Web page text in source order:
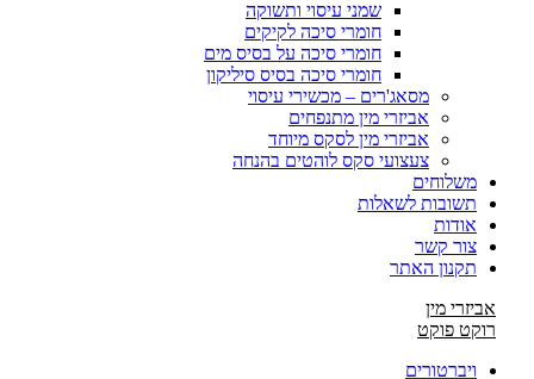
שמני עיסוי ותשוקה
חומרי סיכה לקיקים
חומרי סיכה על בסיס מים
חומרי סיכה בסיס סיליקון
מסאג'רים – מכשירי עיסוי
אביזרי מין מתנפחים
אביזרי מין לסקס מיוחד
צעצועי סקס לוהטים בהנחה
משלוחים
תשובות לשאלות
אודות
צור קשר
תקנון האתר
אביזרי מין
רוקט פוקט
ויברטורים